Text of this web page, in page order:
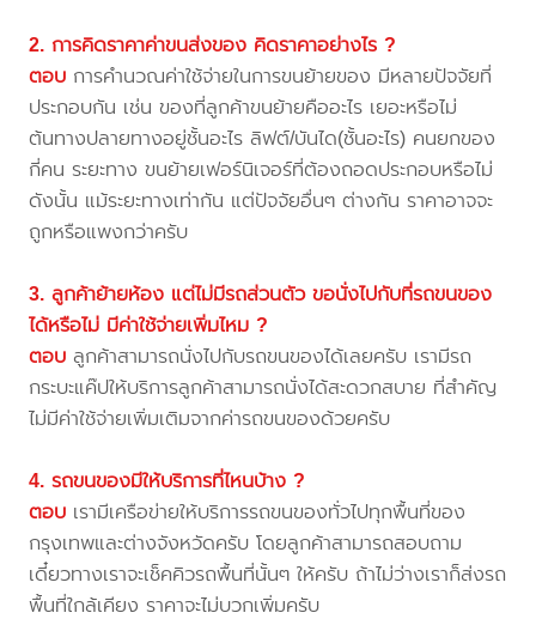
2. การคิดราคาค่าขนส่งของ คิดราคาอย่างไร ?
ตอบ การคำนวณค่าใช้จ่ายในการขนย้ายของ มีหลายปัจจัยที่
ประกอบกัน เช่น ของที่ลูกค้าขนย้ายคืออะไร เยอะหรือไม่
ต้นทางปลายทางอยู่ชั้นอะไร ลิฟต์/บันได(ชั้นอะไร) คนยกของ
กี่คน ระยะทาง ขนย้ายเฟอร์นิเจอร์ที่ต้องถอดประกอบหรือไม่
ดังนั้น แม้ระยะทางเท่ากัน แต่ปัจจัยอื่นๆ ต่างกัน ราคาอาจจะ
ถูกหรือแพงกว่าครับ
3. ลูกค้าย้ายห้อง แต่ไม่มีรถส่วนตัว ขอนั่งไปกับที่รถขนของ
ได้หรือไม่ มีค่าใช้จ่ายเพิ่มไหม ?
ตอบ ลูกค้าสามารถนั่งไปกับรถขนของได้เลยครับ เรามีรถ
กระบะแค๊ปให้บริการลูกค้าสามารถนั่งได้สะดวกสบาย ที่สำคัญ
ไม่มีค่าใช้จ่ายเพิ่มเติมจากค่ารถขนของด้วยครับ
4. รถขนของมีให้บริการที่ไหนบ้าง ?
ตอบ เรามีเครือข่ายให้บริการรถขนของทั่วไปทุกพื้นที่ของ
กรุงเทพและต่างจังหวัดครับ โดยลูกค้าสามารถสอบถาม
เดี๋ยวทางเราจะเช็คคิวรถพื้นที่นั้นๆ ให้ครับ ถ้าไม่ว่างเราก็ส่งรถ
พื้นที่ใกล้เคียง ราคาจะไม่บวกเพิ่มครับ